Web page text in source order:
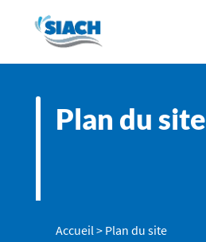
Plan du site
Accueil> Plan du site